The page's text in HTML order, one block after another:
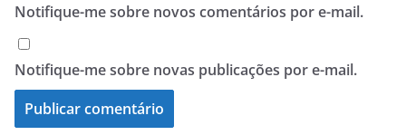
Notifique-me sobre novos comentários por e-mail.
Notifique-me sobre novas publicações por e-mail.